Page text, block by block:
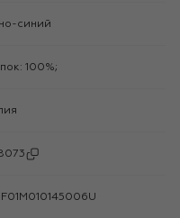
синий
100%;